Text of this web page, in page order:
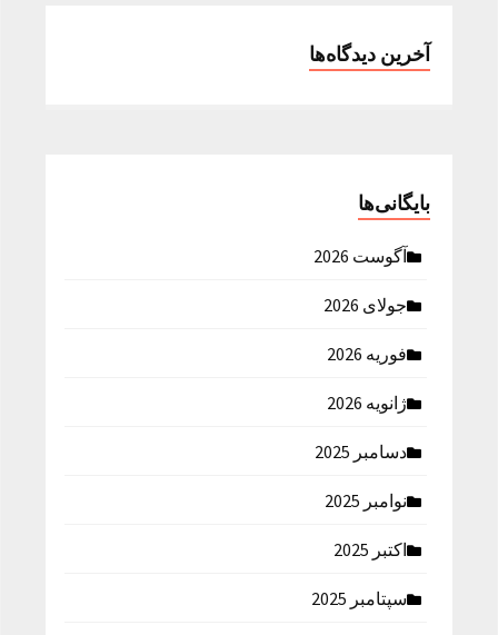
آخرین دیدگاه‌ها
بایگانی‌ها
آگوست 2026
جولای 2026
فوریه 2026
ژانویه 2026
دسامبر 2025
نوامبر 2025
اکتبر 2025
سپتامبر 2025